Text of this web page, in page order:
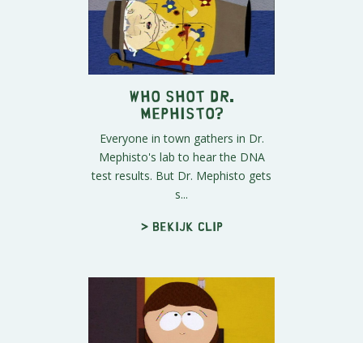
Who Shot Dr.
Mephisto?
Everyone in town gathers in Dr.
Mephisto's lab to hear the DNA
test results. But Dr. Mephisto gets
s...
> Bekijk clip